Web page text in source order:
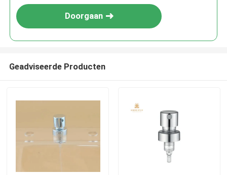
Doorgaan
Geadviseerde Producten